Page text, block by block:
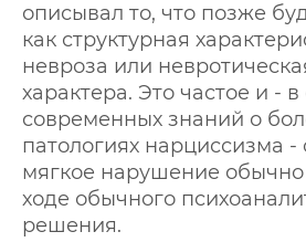
описывал то, что позже
как структурная
невроза или
характера. Это частое и - в
современных знаний о
патологиях нарциссизма -
мягкое нарушение
ходе обычного
решения.